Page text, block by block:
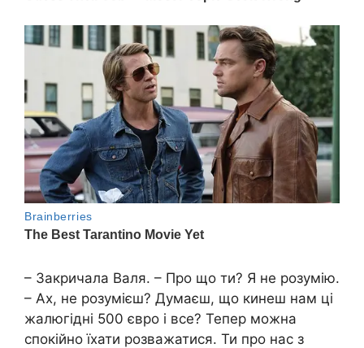
– Закричала Валя. – Про що ти? Я не розумію.
– Ах, не розумієш? Думаєш, що кинеш нам ці
жалюгідні 500 євро і все? Тепер можна
спокійно їхати розважатися. Ти про нас з